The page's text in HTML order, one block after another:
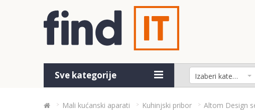
Sve kategorije Izaberi kategoriju
Mali kućanski aparati Kuhinjski pribor Altom Design